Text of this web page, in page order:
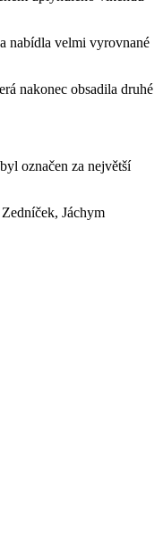
nabídla velmi vyrovnané
nakonec obsadila druhé
označen za největší
Jáchym